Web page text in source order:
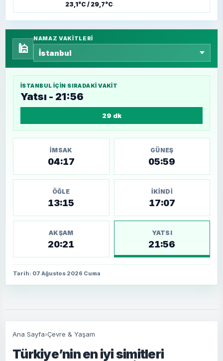
23,1°C / 29,7°C
🕌
NAMAZ VAKITLERI
İSTANBUL IÇIN SIRADAKI VAKIT
Yatsı - 21:56
29 dk
İMSAK
04:17
GÜNEŞ
05:59
ÖĞLE
13:15
İKINDI
17:07
AKŞAM
20:21
YATSI
21:56
Tarih: 07 Ağustos 2026 Cuma
Ana Sayfa›Çevre & Yaşam
Türkiye’nin en iyi simitleri